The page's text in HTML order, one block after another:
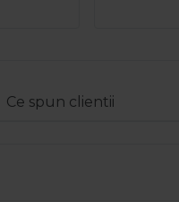
Ce spun clientii